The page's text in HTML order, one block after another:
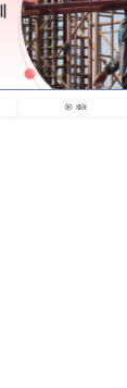
播放